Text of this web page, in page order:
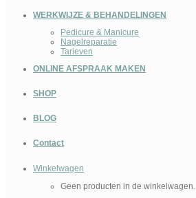
WERKWIJZE & BEHANDELINGEN
Pedicure & Manicure
Nagelreparatie
Tarieven
ONLINE AFSPRAAK MAKEN
SHOP
BLOG
Contact
Winkelwagen
Geen producten in de winkelwagen.